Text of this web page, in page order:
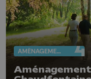
AMÉNAGEMENT DU TERRITOIRE
Aménagement